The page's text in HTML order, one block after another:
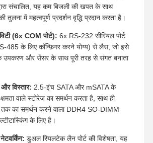
संचालित, यह कम बिजली की खपत के साथ
तुलना में महत्वपूर्ण प्रदर्शन वृद्धि प्रदान करता है।
(6x COM पोर्ट): 6x RS-232 सीरियल पोर्ट
485 के लिए कॉन्फ़िगर करने योग्य) से लैस, जो इसे
उपकरण और सेंसर के साथ पूरी तरह से संगत बनाता
विस्तार: 2.5-इंच SATA और mSATA के
वाले स्टोरेज का समर्थन करता है, साथ ही
का समर्थन करने वाला DDR4 SO-DIMM
के लिए है।
डुअल रियलटेक लैन पोर्ट की विशेषता, यह